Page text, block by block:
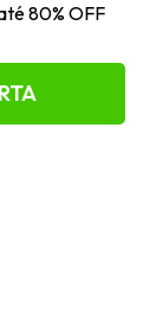
80% OFF